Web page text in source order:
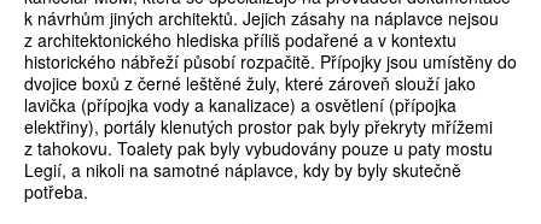
k návrhům jiných architektů. Jejich zásahy na náplavce nejsou
z architektonického hlediska příliš podařené a v kontextu
historického nábřeží působí rozpačitě. Přípojky jsou umístěny do
dvojice boxů z černé leštěné žuly, které zároveň slouží jako
lavička (přípojka vody a kanalizace) a osvětlení (přípojka
elektřiny), portály klenutých prostor pak byly překryty mřížemi
z tahokovu. Toalety pak byly vybudovány pouze u paty mostu
Legií, a nikoli na samotné náplavce, kdy by byly skutečně
potřeba.